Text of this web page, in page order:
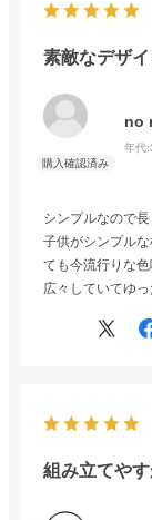
素敵なデザイ
no
年代:
シンプルなので長
子供がシンプル
ても今流行りな色
広々していてゆ
組み立てやす